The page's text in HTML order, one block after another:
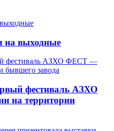
на выходные
фестиваль АЗХО
на территории